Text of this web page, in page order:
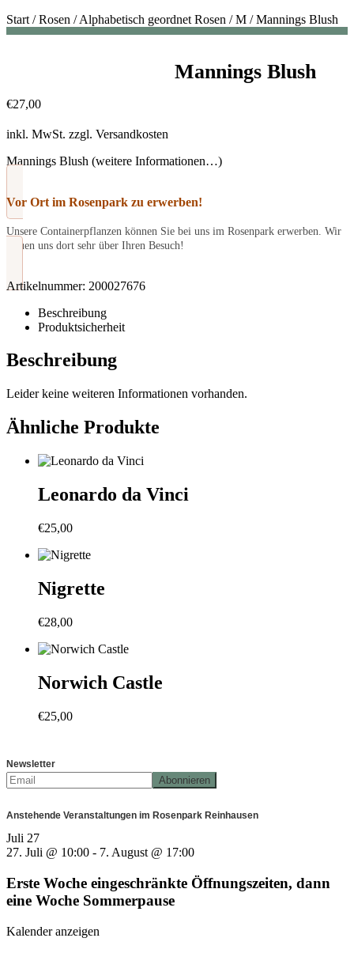
Start /Rosen /Alphabetisch geordnet Rosen /M /Mannings Blush
Mannings Blush
€27,00
inkl. MwSt. zzgl. Versandkosten
Mannings Blush (weitere Informationen…)
Vor Ort im Rosenpark zu erwerben!
Unsere Containerpflanzen können Sie bei uns im Rosenpark erwerben. Wir
freuen uns dort sehr über Ihren Besuch!
Artikelnummer: 200027676
Beschreibung
Produktsicherheit
Beschreibung
Leider keine weiteren Informationen vorhanden.
Ähnliche Produkte
Leonardo da Vinci
€25,00
Nigrette
€28,00
Norwich Castle
€25,00
Newsletter
Anstehende Veranstaltungen im Rosenpark Reinhausen
Juli 27
27. Juli @ 10:00 - 7. August @ 17:00
Erste Woche eingeschränkte Öffnungszeiten, dann
eine Woche Sommerpause
Kalender anzeigen